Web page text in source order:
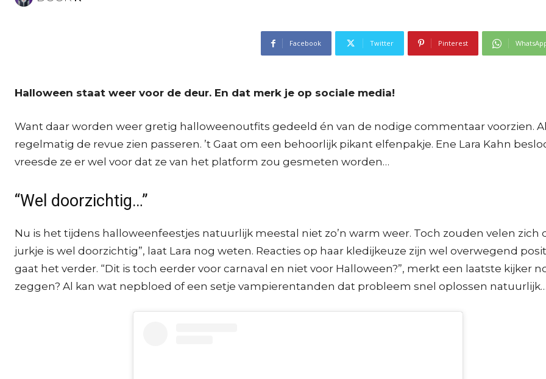
Facebook Twitter Pinterest
Halloween staat weer voor de deur. En dat merk je op sociale media!
Want daar worden weer gretig halloweenoutfits gedeeld én van de nodige commentaar voorzien.
regelmatig de revue zien passeren. ’t Gaat om een behoorlijk pikant elfenpakje. Ene Lara Kahn
vreesde ze er wel voor dat ze van het platform zou gesmeten worden…
“Wel doorzichtig…”
Nu is het tijdens halloweenfeestjes natuurlijk meestal niet zo’n warm weer. Toch zouden velen zich
jurkje is wel doorzichtig”, laat Lara nog weten. Reacties op haar kledijkeuze zijn wel overwegend
gaat het verder. “Dit is toch eerder voor carnaval en niet voor Halloween?”, merkt een laatste kijker
zeggen? Al kan wat nepbloed of een setje vampierentanden dat probleem snel oplossen